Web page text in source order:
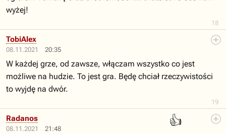
18
wyżej!
08.11.2021 20:35
19
TobiAlex
W każdej grze, od zawsze, włączam wszystko co jest
możliwe na hudzie. To jest gra. Będę chciał rzeczywistości
to wyjdę na dwór.
08.11.2021 21:48
👍
Radanos